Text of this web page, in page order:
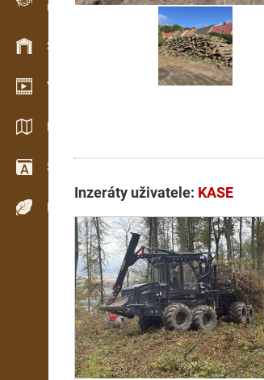
Evidence dřeva v terénu
Skladové hospodářství
Video showroom
Katalogy / Brožury
Slovník
Dřeviny
Inzeráty uživatele: KASE